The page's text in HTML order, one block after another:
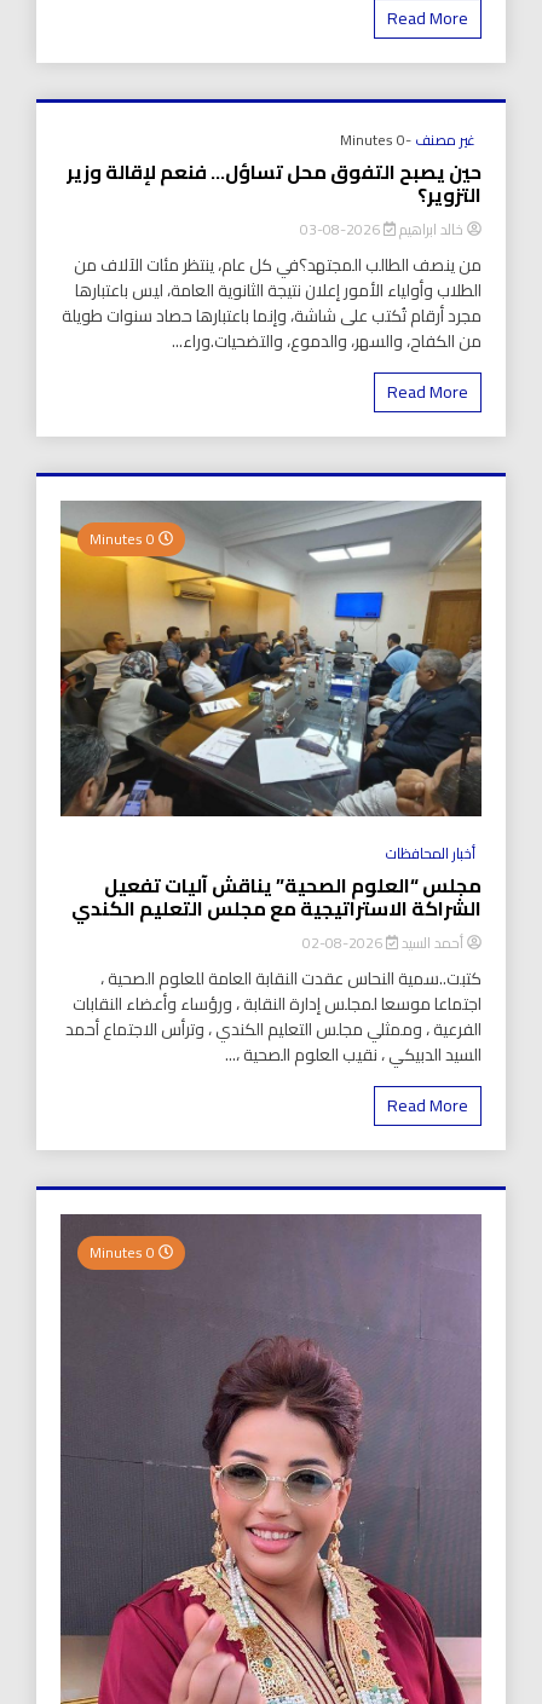
Read More
غير مصنف-0 Minutes
حين يصبح التفوق محل تساؤل… فنعم لإقالة وزير
التزوير؟
خالد ابراهيم 2026-08-03
من ينصف الطالب المجتهد؟في كل عام، ينتظر مئات الآلاف من
الطلاب وأولياء الأمور إعلان نتيجة الثانوية العامة، ليس باعتبارها
مجرد أرقام تُكتب على شاشة، وإنما باعتبارها حصاد سنوات طويلة
من الكفاح، والسهر، والدموع، والتضحيات.وراء...
Read More
أخبار المحافظات
مجلس “العلوم الصحية” يناقش آليات تفعيل
الشراكة الاستراتيجية مع مجلس التعليم الكندي
أحمد السيد 2026-08-02
كتبت..سمية النحاس عقدت النقابة العامة للعلوم الصحية ،
اجتماعا موسعا لمجلس إدارة النقابة ، ورؤساء وأعضاء النقابات
الفرعية ، وممثلي مجلس التعليم الكندي ، وترأس الاجتماع أحمد
السيد الدبيكي ، نقيب العلوم الصحية ،...
Read More